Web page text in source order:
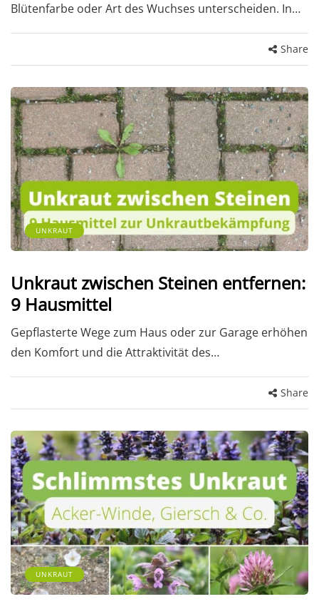
Blütenfarbe oder Art des Wuchses unterscheiden. In…
Share
UNKRAUT
Unkraut zwischen Steinen entfernen:
9 Hausmittel
Gepflasterte Wege zum Haus oder zur Garage erhöhen
den Komfort und die Attraktivität des…
Share
UNKRAUT